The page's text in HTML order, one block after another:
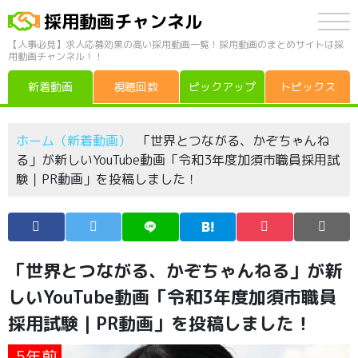
採用動画チャンネル
【人事必見】求人応募効果の高い採用動画一覧！採用動画のまとめサイトは採
用動画チャンネル！！
新着動画 視聴回数 ピックアップ トピックス
ホーム（新着動画）
「世界とつながる、かぞちゃんね
る」が新しいYouTube動画「令和3年度加須市職員採用試
験｜PR動画」を投稿しました！
「世界とつながる、かぞちゃんねる」が新
しいYouTube動画「令和3年度加須市職員
採用試験｜PR動画」を投稿しました！